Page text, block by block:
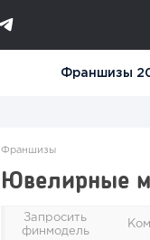
Франшизы
Франшизы
Ювелирные
Запросить
финмодель